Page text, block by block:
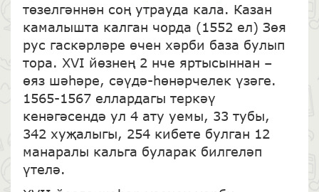
төзелгәннән соң утрауда кала. Казан
камалышта калган чорда (1552 ел) Зөя
рус гаскәрләре өчен хәрби база булып
тора. XVI йөзнең 2 нче яртысыннан –
өяз шәһәре, сәүдә-һөнәрчелек үзәге.
1565-1567 еллардагы теркәү
кенәгәсендә ул 4 ату уемы, 33 тубы,
342 хуҗалыгы, 254 кибете булган 12
манаралы кальга буларак билгеләп
үтелә.